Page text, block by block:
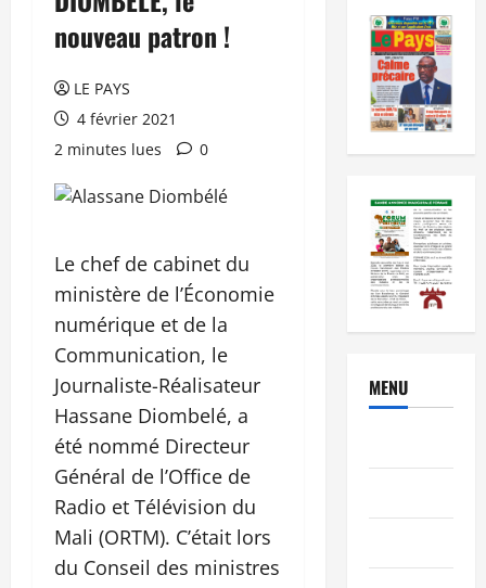
nouveau patron !
LE PAYS
4 février 2021
2 minutes lues
0
Le chef de cabinet du
ministère de l’Économie
numérique et de la
Communication, le
Journaliste-Réalisateur
Hassane Diombelé, a
été nommé Directeur
Général de l’Office de
Radio et Télévision du
Mali (ORTM). C’était lors
du Conseil des ministres
MENU